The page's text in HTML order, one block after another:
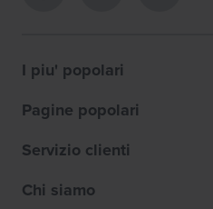
I piu' popolari
Pagine popolari
Servizio clienti
Chi siamo